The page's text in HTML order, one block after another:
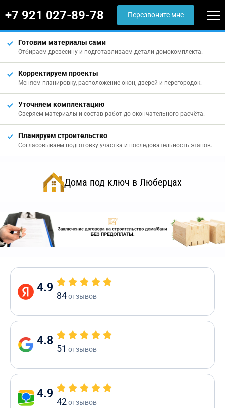
+7 921 027-89-78 Перезвоните мне
Готовим материалы сами
Отбираем древесину и подготавливаем детали домокомплекта.
Корректируем проекты
Меняем планировку, расположение окон, дверей и перегородок.
Уточняем комплектацию
Сверяем материалы и состав работ до окончательного расчёта.
Планируем строительство
Согласовываем подготовку участка и последовательность этапов.
Дома под ключ в Люберцах
4.9
84отзывов
4.8
51 отзывов
4.9
42отзывов